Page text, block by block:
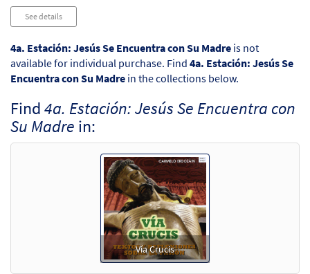
See details
4a. Estación: Jesús Se Encuentra con Su Madre is not
available for individual purchase. Find 4a. Estación: Jesús Se
Encuentra con Su Madre in the collections below.
Find4a. Estación: Jesús Se Encuentra con
Su Madre in:
Vía Crucis